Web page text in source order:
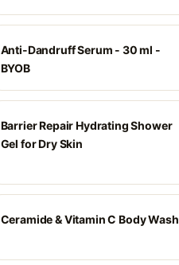
Anti-Dandruff Serum - 30 ml -
BYOB
Barrier Repair Hydrating Shower
Gel for Dry Skin
Ceramide & Vitamin C Body Wash